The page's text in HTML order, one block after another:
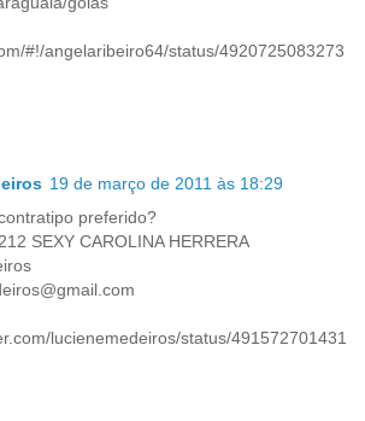
#!/angelaribeiro64/status/4920725083273
19 de março de 2011 às 18:29
preferido?
SEXY CAROLINA HERRERA
lucienemedeiros/status/491572701431